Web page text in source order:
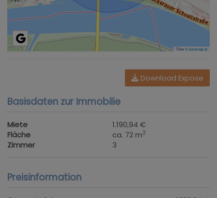
Tiles ©basemap.at
Download Expose
Basisdaten zur Immobilie
Miete
1.190,94 €
Fläche
ca. 72 m2
Zimmer 3
Preisinformation